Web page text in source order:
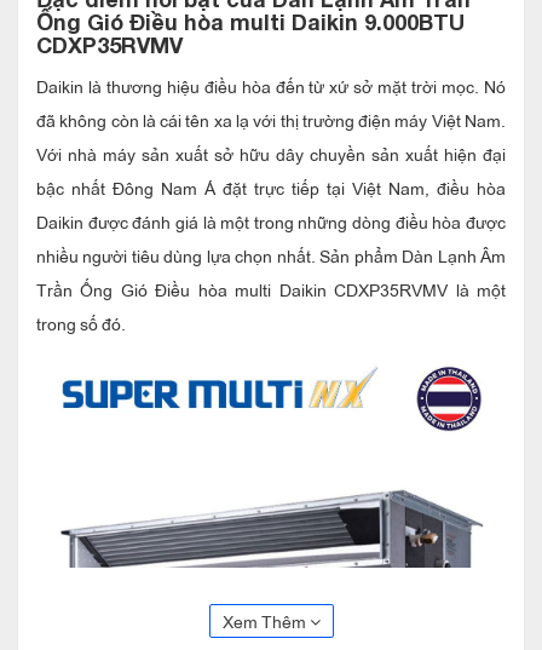
Ống Gió Điều hòa multi Daikin 9.000BTU
CDXP35RVMV
Daikin là thương hiệu điều hòa đến từ xứ sở mặt trời mọc. Nó
đã không còn là cái tên xa lạ với thị trường điện máy Việt Nam.
Với nhà máy sản xuất sở hữu dây chuyền sản xuất hiện đại
bậc nhất Đông Nam Á đặt trực tiếp tại Việt Nam, điều hòa
Daikin được đánh giá là một trong những dòng điều hòa được
nhiều người tiêu dùng lựa chọn nhất. Sản phẩm Dàn Lạnh Âm
Trần Ống Gió Điều hòa multi Daikin CDXP35RVMV là một
trong số đó.
Xem Thêm